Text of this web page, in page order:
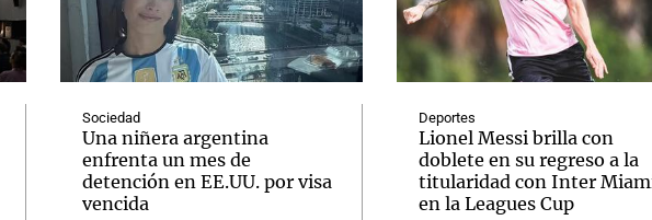
Sociedad
Una niñera argentina
enfrenta un mes de
detención en EE.UU. por visa
vencida
Deportes
Lionel Messi brilla con
doblete en su regreso a la
titularidad con Inter
en la Leagues Cup